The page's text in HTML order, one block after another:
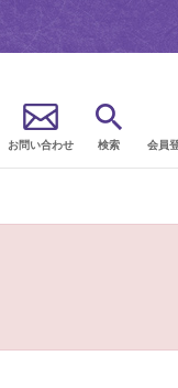
お問い合わせ 検索 会員